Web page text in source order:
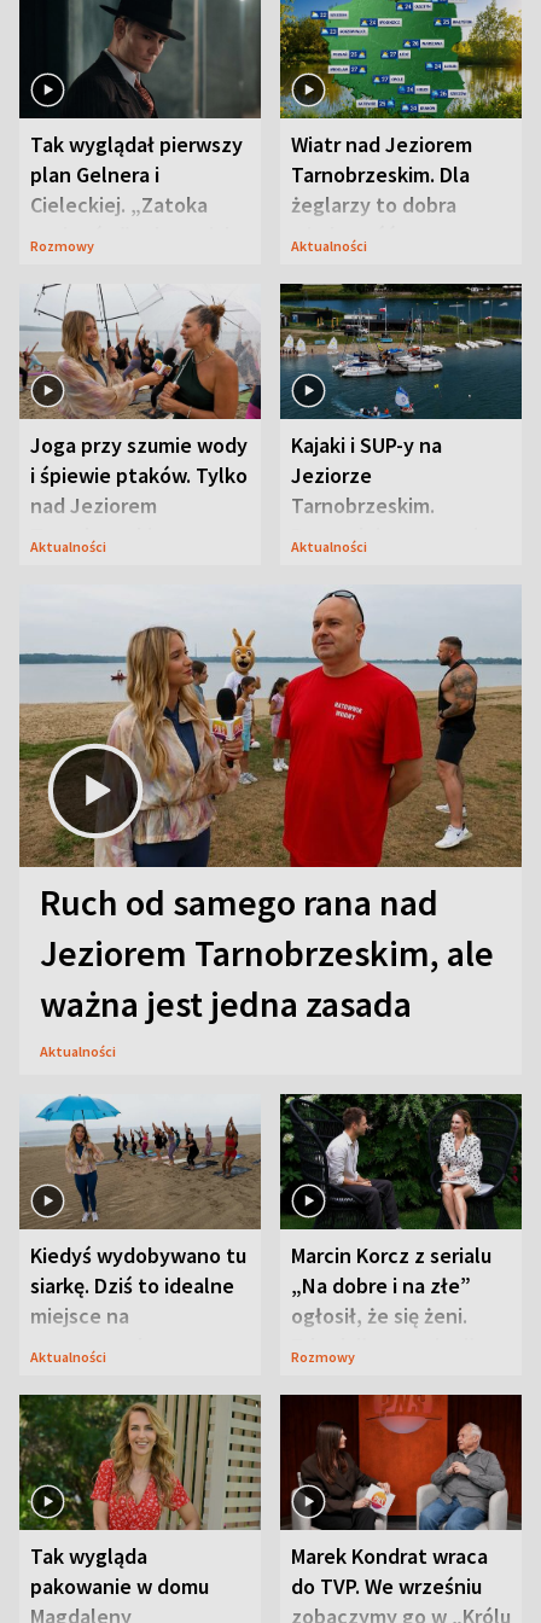
Tak wyglądał pierwszy
plan Gelnera i
Cieleckiej. „Zatoka
szpiegów” od razu ich
Rozmowy
Wiatr nad Jeziorem
Tarnobrzeskim. Dla
żeglarzy to dobra
wiadomość
Aktualności
Joga przy szumie wody
i śpiewie ptaków. Tylko
nad Jeziorem
Tarnobrzeskim
Aktualności
Kajaki i SUP-y na
Jeziorze
Tarnobrzeskim.
Przyrodnicy zwracają
Aktualności
Ruch od samego rana nad
Jeziorem Tarnobrzeskim, ale
ważna jest jedna zasada
Aktualności
Kiedyś wydobywano tu
siarkę. Dziś to idealne
miejsce na
wypoczynek
Aktualności
Marcin Korcz z serialu
„Na dobre i na złe”
ogłosił, że się żeni.
Zdradził, co zmienił
Rozmowy
Tak wygląda
pakowanie w domu
Magdaleny
Marek Kondrat wraca
do TVP. We wrześniu
zobaczymy go w „Królu